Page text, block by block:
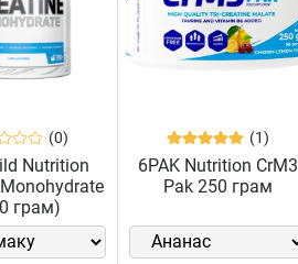
(0)
Nutrition
грам)
(1)
6PAK Nutrition CrM3
Pak 250 грам